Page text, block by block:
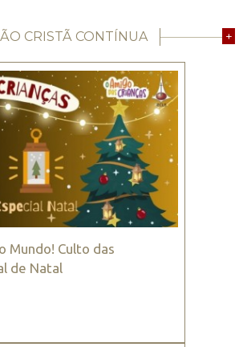
CRISTÃ CONTÍNUA +
Mundo! Culto das
de Natal